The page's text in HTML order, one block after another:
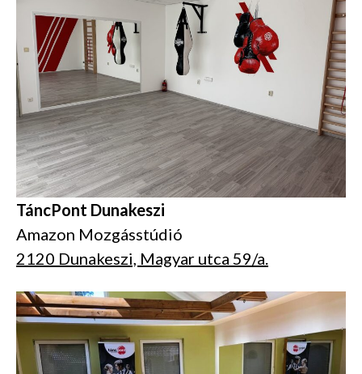
TáncPont Dunakeszi
Amazon Mozgásstúdió
2120 Dunakeszi, Magyar utca 59/a.